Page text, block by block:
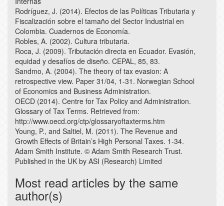
Rodríguez, J. (2014). Efectos de las Políticas Tributaria y
Fiscalización sobre el tamaño del Sector Industrial en
Colombia. Cuadernos de Economía.
Robles, A. (2002). Cultura tributaria.
Roca, J. (2009). Tributación directa en Ecuador. Evasión,
equidad y desafíos de diseño. CEPAL, 85, 83.
Sandmo, A. (2004). The theory of tax evasion: A
retrospective view. Paper 31/04, 1-31. Norwegian School
of Economics and Business Administration.
OECD (2014). Centre for Tax Policy and Administration.
Glossary of Tax Terms. Retrieved from:
http://www.oecd.org/ctp/glossaryoftaxterms.htm
Young, P., and Saltiel, M. (2011). The Revenue and
Growth Effects of Britain’s High Personal Taxes. 1-34.
Adam Smith Institute. © Adam Smith Research Trust.
Published in the UK by ASI (Research) Limited
Most read articles by the same
author(s)